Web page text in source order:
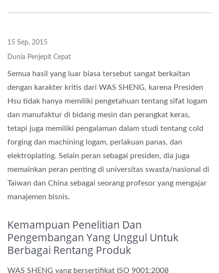
15 Sep, 2015
Dunia Penjepit Cepat
Semua hasil yang luar biasa tersebut sangat berkaitan
dengan karakter kritis dari WAS SHENG, karena Presiden
Hsu tidak hanya memiliki pengetahuan tentang sifat logam
dan manufaktur di bidang mesin dan perangkat keras,
tetapi juga memiliki pengalaman dalam studi tentang cold
forging dan machining logam, perlakuan panas, dan
elektroplating. Selain peran sebagai presiden, dia juga
memainkan peran penting di universitas swasta/nasional di
Taiwan dan China sebagai seorang profesor yang mengajar
manajemen bisnis.
Kemampuan Penelitian Dan
Pengembangan Yang Unggul Untuk
Berbagai Rentang Produk
WAS SHENG yang bersertifikat ISO 9001:2008